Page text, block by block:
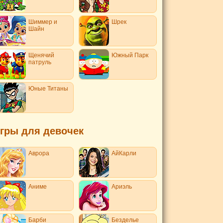
Шиммер и
Шайн
Шрек
Щенячий
патруль
Южный Парк
Юные Титаны
для девочек
Аврора АйКарли
Аниме Ариэль
Барби Безделье